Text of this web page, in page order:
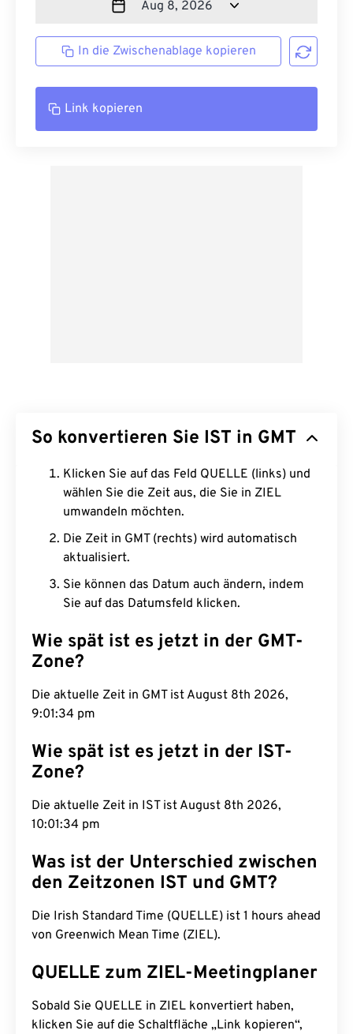
In die Zwischenablage kopieren
Link kopieren
So konvertieren Sie IST in GMT
Klicken Sie auf das Feld QUELLE (links) und
wählen Sie die Zeit aus, die Sie in ZIEL
umwandeln möchten.
Die Zeit in GMT (rechts) wird automatisch
aktualisiert.
Sie können das Datum auch ändern, indem
Sie auf das Datumsfeld klicken.
Wie spät ist es jetzt in der GMT-
Zone?
Die aktuelle Zeit in GMT ist August 8th 2026,
9:01:35 pm
Wie spät ist es jetzt in der IST-
Zone?
Die aktuelle Zeit in IST ist August 8th 2026,
10:01:35 pm
Was ist der Unterschied zwischen
den Zeitzonen IST und GMT?
Die Irish Standard Time (QUELLE) ist 1 hours ahead
von Greenwich Mean Time (ZIEL).
QUELLE zum ZIEL-Meetingplaner
Sobald Sie QUELLE in ZIEL konvertiert haben,
klicken Sie auf die Schaltfläche „Link kopieren“,